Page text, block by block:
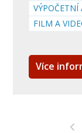
VÝPOČETNÍ
FILM A
Více